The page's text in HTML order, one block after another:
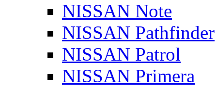
NISSAN Note
NISSAN Pathfinder
NISSAN Patrol
NISSAN Primera